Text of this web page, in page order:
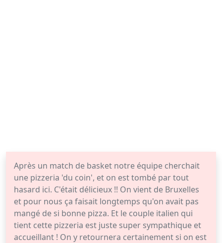
Après un match de basket notre équipe cherchait
une pizzeria 'du coin', et on est tombé par tout
hasard ici. C'était délicieux !! On vient de Bruxelles
et pour nous ça faisait longtemps qu'on avait pas
mangé de si bonne pizza. Et le couple italien qui
tient cette pizzeria est juste super sympathique et
accueillant ! On y retournera certainement si on est